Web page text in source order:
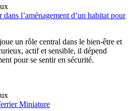
l’aménagement d’un habitat pour
un rôle central dans le bien-être et
actif et sensible, il dépend
pour se sentir en sécurité.
Miniature